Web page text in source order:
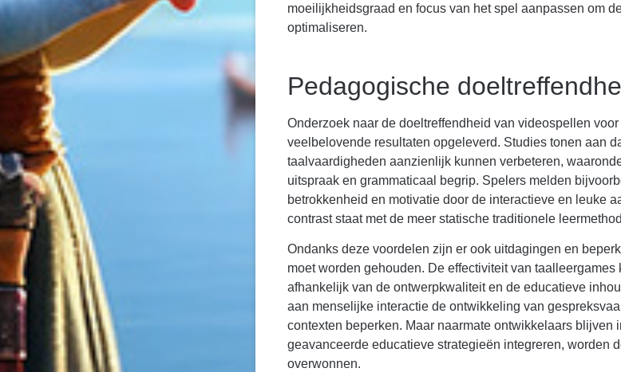
moeilijkheidsgraad en focus van het spel aanpassen om
optimaliseren.
Pedagogische
Onderzoek naar de doeltreffendheid van videospellen
veelbelovende resultaten opgeleverd. Studies tonen aan
taalvaardigheden aanzienlijk kunnen verbeteren,
uitspraak en grammaticaal begrip. Spelers melden
betrokkenheid en motivatie door de interactieve en leuke
contrast staat met de meer statische traditionele
Ondanks deze voordelen zijn er ook uitdagingen en
moet worden gehouden. De effectiviteit van taalleergames
afhankelijk van de ontwerpkwaliteit en de educatieve
aan menselijke interactie de ontwikkeling van
contexten beperken. Maar naarmate ontwikkelaars blijven
geavanceerde educatieve strategieën integreren, worden
overwonnen.